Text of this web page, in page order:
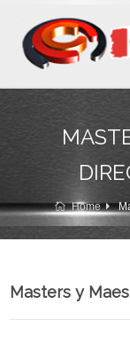
Home
Masters y